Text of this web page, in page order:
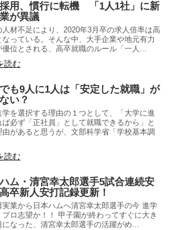
用、慣行に転機 「1人1社」に新
が異議
人材不足により、2020年3月卒の求人倍率は高
なっている。そんな中、大手企業や地元有力
優位とされる、高卒就職のルール「一人...
読む
も9人に1人は「安定した就職」が
い？
学を選択する理由の１つとして、「大学に進
ば必ず「正社員」として就職できるから」と
由があると思うが、文部科学省「学校基本調
読む
ム・清宮幸太郎選手5試合連続安
卒新人安打記録更新！
実業から日本ハムへ清宮幸太郎選手の今 進学
プロ志望か！！ 甲子園が終わってすぐに大き
になった、清宮幸太郎選手の活躍がめ...